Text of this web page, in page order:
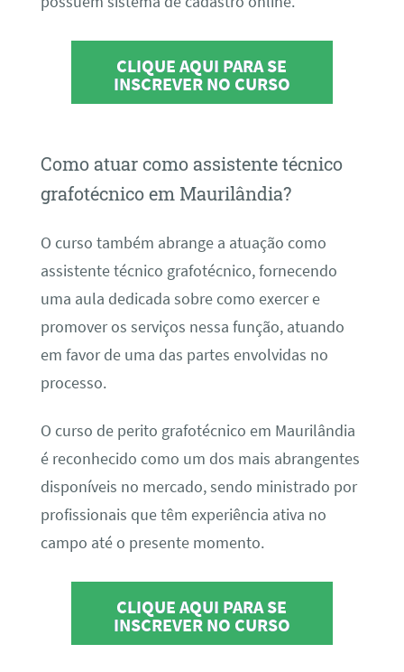
CLIQUE AQUI PARA SE
INSCREVER NO CURSO
Como atuar como assistente técnico
grafotécnico em Maurilândia?
O curso também abrange a atuação como
assistente técnico grafotécnico, fornecendo
uma aula dedicada sobre como exercer e
promover os serviços nessa função, atuando
em favor de uma das partes envolvidas no
processo.
O curso de perito grafotécnico em Maurilândia
é reconhecido como um dos mais abrangentes
disponíveis no mercado, sendo ministrado por
profissionais que têm experiência ativa no
campo até o presente momento.
CLIQUE AQUI PARA SE
INSCREVER NO CURSO